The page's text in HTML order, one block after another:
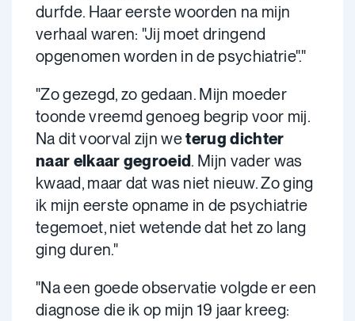
durfde. Haar eerste woorden na mijn
verhaal waren: "Jij moet dringend
opgenomen worden in de psychiatrie"."
"Zo gezegd, zo gedaan. Mijn moeder
toonde vreemd genoeg begrip voor mij.
Na dit voorval zijn weterug dichter
naar elkaar gegroeid. Mijn vader was
kwaad, maar dat was niet nieuw. Zo ging
ik mijn eerste opname in de psychiatrie
tegemoet, niet wetende dat het zo lang
ging duren."
"Na een goede observatie volgde er een
diagnose die ik op mijn 19 jaar kreeg: